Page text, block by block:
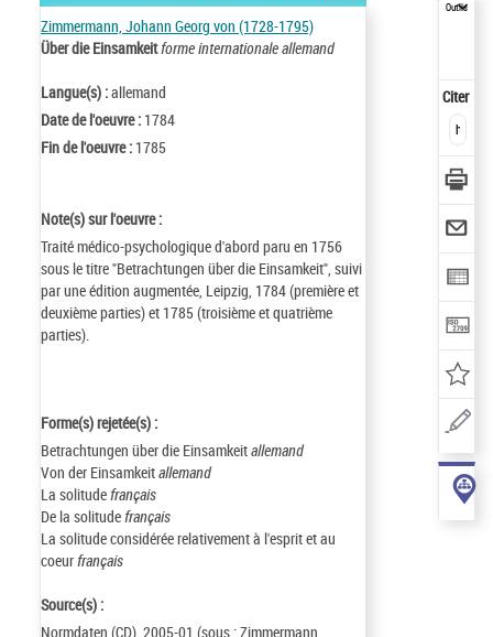
Zimmermann, Johann Georg von (1728-1795)
Über die Einsamkeitforme internationale allemand
Langue(s) :allemand
Date de l'oeuvre : 1784
Fin de l'oeuvre : 1785
Note(s) sur l'oeuvre :
Traité médico-psychologique d'abord paru en 1756
sous le titre "Betrachtungen über die Einsamkeit", suivi
par une édition augmentée, Leipzig, 1784 (première et
deuxième parties) et 1785 (troisième et quatrième
parties).
Forme(s) rejetée(s) :
Betrachtungen über die Einsamkeitallemand
Von der Einsamkeitallemand
La solitudefrançais
De la solitudefrançais
La solitude considérée relativement à l'esprit et au
coeurfrançais
Source(s) :
Normdaten (CD), 2005-01 (sous : Zimmermann,
Outils
Citer